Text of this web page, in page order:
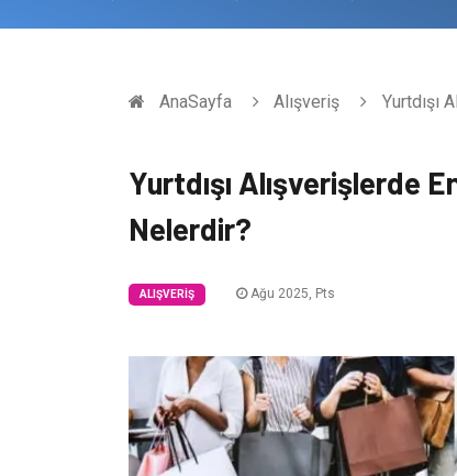
AnaSayfa Alışveriş Yurtdışı
Yurtdışı Alışverişlerde
Nelerdir?
ALIŞVERIŞ Ağu 2025, Pts